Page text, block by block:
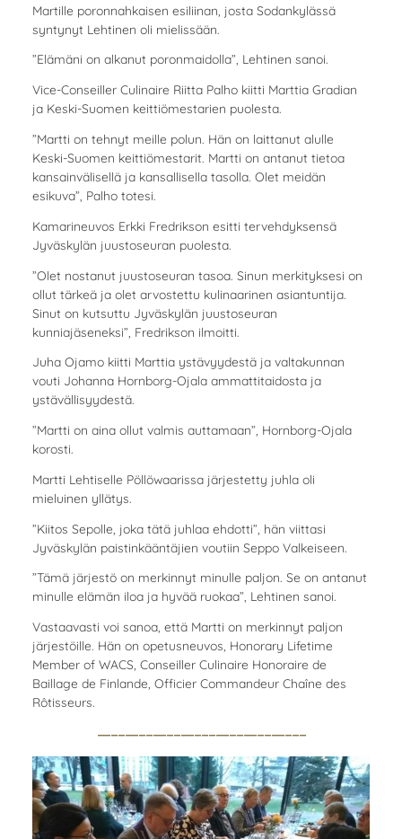
Martille poronnahkaisen esiliinan, josta Sodankylässä
syntynyt Lehtinen oli mielissään.
”Elämäni on alkanut poronmaidolla”, Lehtinen sanoi.
Vice-Conseiller Culinaire Riitta Palho kiitti Marttia Gradian
ja Keski-Suomen keittiömestarien puolesta.
”Martti on tehnyt meille polun. Hän on laittanut alulle
Keski-Suomen keittiömestarit. Martti on antanut tietoa
kansainvälisellä ja kansallisella tasolla. Olet meidän
esikuva”, Palho totesi.
Kamarineuvos Erkki Fredrikson esitti tervehdyksensä
Jyväskylän juustoseuran puolesta.
”Olet nostanut juustoseuran tasoa. Sinun merkityksesi on
ollut tärkeä ja olet arvostettu kulinaarinen asiantuntija.
Sinut on kutsuttu Jyväskylän juustoseuran
kunniajäseneksi”, Fredrikson ilmoitti.
Juha Ojamo kiitti Marttia ystävyydestä ja valtakunnan
vouti Johanna Hornborg-Ojala ammattitaidosta ja
ystävällisyydestä.
”Martti on aina ollut valmis auttamaan”, Hornborg-Ojala
korosti.
Martti Lehtiselle Pöllöwaarissa järjestetty juhla oli
mieluinen yllätys.
”Kiitos Sepolle, joka tätä juhlaa ehdotti”, hän viittasi
Jyväskylän paistinkääntäjien voutiin Seppo Valkeiseen.
”Tämä järjestö on merkinnyt minulle paljon. Se on antanut
minulle elämän iloa ja hyvää ruokaa”, Lehtinen sanoi.
Vastaavasti voi sanoa, että Martti on merkinnyt paljon
järjestöille. Hän on opetusneuvos, Honorary Lifetime
Member of WACS, Conseiller Culinaire Honoraire de
Baillage de Finlande, Officier Commandeur Chaîne des
Rôtisseurs.
------------------------------